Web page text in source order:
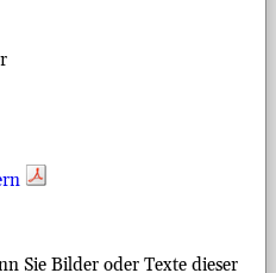
Sie Bilder oder Texte dieser